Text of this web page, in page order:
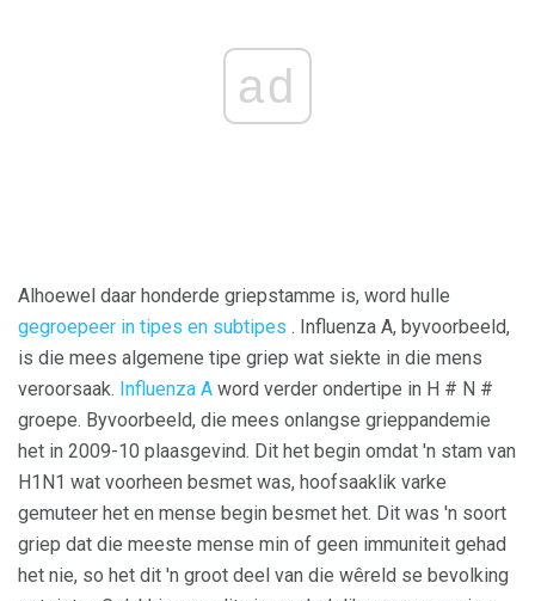
ad
Alhoewel daar honderde griepstamme is, word hulle
gegroepeer in tipes en subtipes . Influenza A, byvoorbeeld,
is die mees algemene tipe griep wat siekte in die mens
veroorsaak. Influenza A word verder ondertipe in H # N #
groepe. Byvoorbeeld, die mees onlangse grieppandemie
het in 2009-10 plaasgevind. Dit het begin omdat 'n stam van
H1N1 wat voorheen besmet was, hoofsaaklik varke
gemuteer het en mense begin besmet het. Dit was 'n soort
griep dat die meeste mense min of geen immuniteit gehad
het nie, so het dit 'n groot deel van die wêreld se bevolking